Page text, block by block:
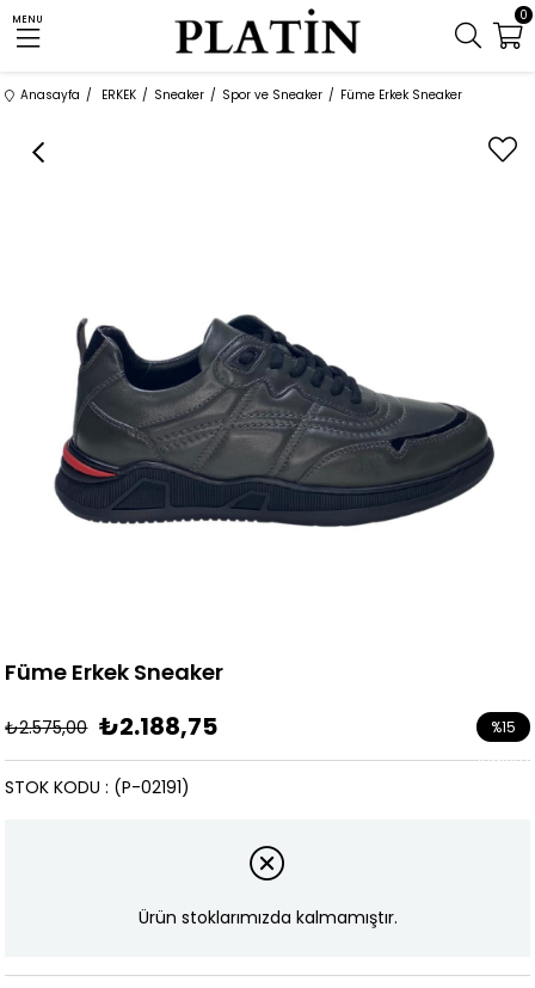
MENU 0
Anasayfa ERKEK Sneaker Spor ve Sneaker Füme Erkek Sneaker
Füme Erkek Sneaker
₺2.575,00 ₺2.188,75 %15
İndirim
(P-02191)
STOK KODU
Ürün stoklarımızda kalmamıştır.